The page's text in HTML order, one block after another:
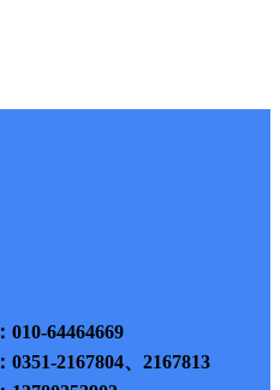
：010-64464669
：0351-2167804、2167813